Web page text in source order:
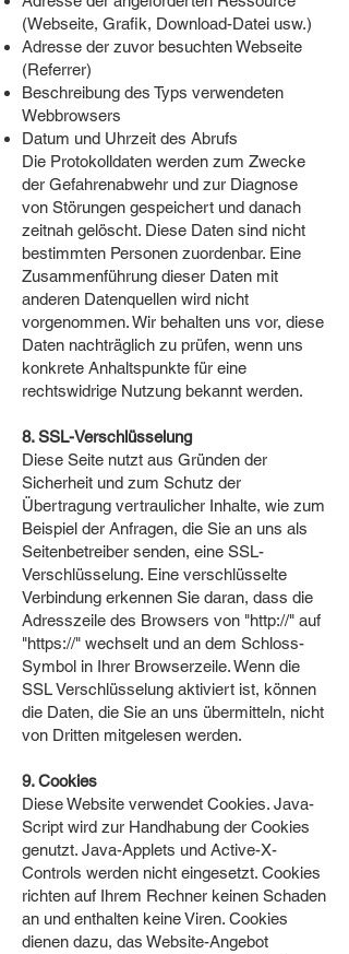
(Webseite, Grafik, Download-Datei usw.)
Adresse der zuvor besuchten Webseite
(Referrer)
Beschreibung des Typs verwendeten
Webbrowsers
Datum und Uhrzeit des Abrufs
Die Protokolldaten werden zum Zwecke
der Gefahrenabwehr und zur Diagnose
von Störungen gespeichert und danach
zeitnah gelöscht. Diese Daten sind nicht
bestimmten Personen zuordenbar. Eine
Zusammenführung dieser Daten mit
anderen Datenquellen wird nicht
vorgenommen. Wir behalten uns vor, diese
Daten nachträglich zu prüfen, wenn uns
konkrete Anhaltspunkte für eine
rechtswidrige Nutzung bekannt werden.
8. SSL-Verschlüsselung
Diese Seite nutzt aus Gründen der
Sicherheit und zum Schutz der
Übertragung vertraulicher Inhalte, wie zum
Beispiel der Anfragen, die Sie an uns als
Seitenbetreiber senden, eine SSL-
Verschlüsselung. Eine verschlüsselte
Verbindung erkennen Sie daran, dass die
Adresszeile des Browsers von "http://" auf
"https://" wechselt und an dem Schloss-
Symbol in Ihrer Browserzeile. Wenn die
SSL Verschlüsselung aktiviert ist, können
die Daten, die Sie an uns übermitteln, nicht
von Dritten mitgelesen werden.
9. Cookies
Diese Website verwendet Cookies. Java-
Script wird zur Handhabung der Cookies
genutzt. Java-Applets und Active-X-
Controls werden nicht eingesetzt. Cookies
richten auf Ihrem Rechner keinen Schaden
an und enthalten keine Viren. Cookies
dienen dazu, das Website-Angebot